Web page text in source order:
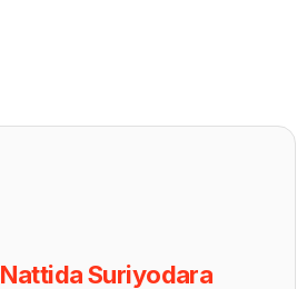
Nattida Suriyodara